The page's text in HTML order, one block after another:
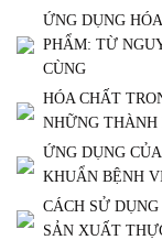
ỨNG DỤNG
PHẨM: TỪ
CÙNG
HÓA CHẤT
NHỮNG THÀNH
ỨNG DỤNG
KHUẨN BỆNH
CÁCH SỬ
SẢN XUẤT